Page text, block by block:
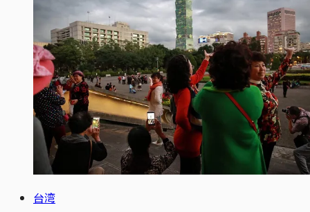
台湾